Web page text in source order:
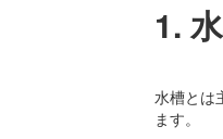
1.
水槽とは
ます。